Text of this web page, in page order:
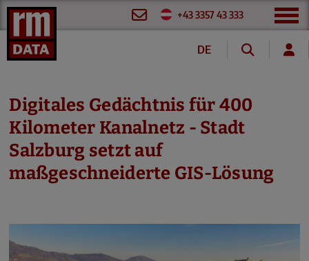
+43 3357 43 333
DE
Digitales Gedächtnis für 400
Kilometer Kanalnetz - Stadt
Salzburg setzt auf
maßgeschneiderte GIS-Lösung